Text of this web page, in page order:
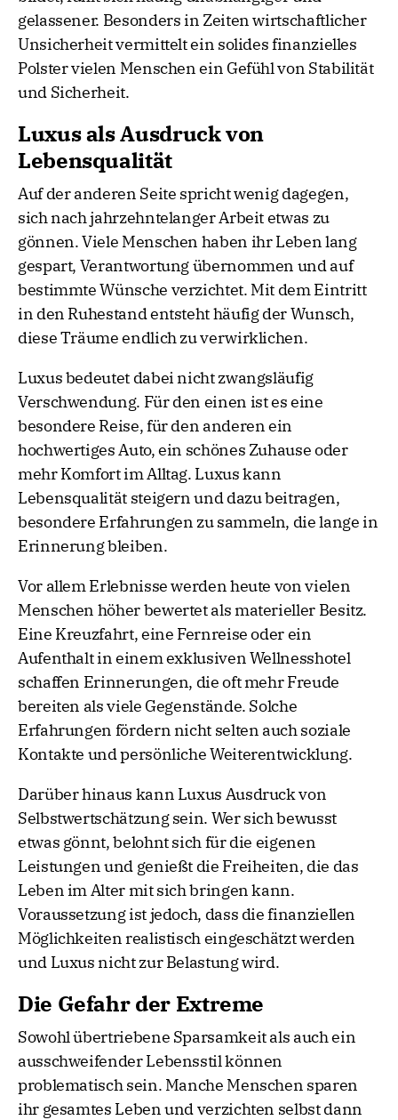
gelassener. Besonders in Zeiten wirtschaftlicher
Unsicherheit vermittelt ein solides finanzielles
Polster vielen Menschen ein Gefühl von Stabilität
und Sicherheit.
Luxus als Ausdruck von
Lebensqualität
Auf der anderen Seite spricht wenig dagegen,
sich nach jahrzehntelanger Arbeit etwas zu
gönnen. Viele Menschen haben ihr Leben lang
gespart, Verantwortung übernommen und auf
bestimmte Wünsche verzichtet. Mit dem Eintritt
in den Ruhestand entsteht häufig der Wunsch,
diese Träume endlich zu verwirklichen.
Luxus bedeutet dabei nicht zwangsläufig
Verschwendung. Für den einen ist es eine
besondere Reise, für den anderen ein
hochwertiges Auto, ein schönes Zuhause oder
mehr Komfort im Alltag. Luxus kann
Lebensqualität steigern und dazu beitragen,
besondere Erfahrungen zu sammeln, die lange in
Erinnerung bleiben.
Vor allem Erlebnisse werden heute von vielen
Menschen höher bewertet als materieller Besitz.
Eine Kreuzfahrt, eine Fernreise oder ein
Aufenthalt in einem exklusiven Wellnesshotel
schaffen Erinnerungen, die oft mehr Freude
bereiten als viele Gegenstände. Solche
Erfahrungen fördern nicht selten auch soziale
Kontakte und persönliche Weiterentwicklung.
Darüber hinaus kann Luxus Ausdruck von
Selbstwertschätzung sein. Wer sich bewusst
etwas gönnt, belohnt sich für die eigenen
Leistungen und genießt die Freiheiten, die das
Leben im Alter mit sich bringen kann.
Voraussetzung ist jedoch, dass die finanziellen
Möglichkeiten realistisch eingeschätzt werden
und Luxus nicht zur Belastung wird.
Die Gefahr der Extreme
Sowohl übertriebene Sparsamkeit als auch ein
ausschweifender Lebensstil können
problematisch sein. Manche Menschen sparen
ihr gesamtes Leben und verzichten selbst dann